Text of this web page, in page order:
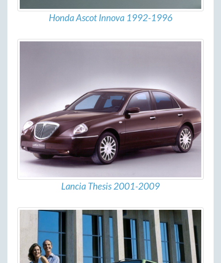
Honda Ascot Innova 1992-1996
Lancia Thesis 2001-2009